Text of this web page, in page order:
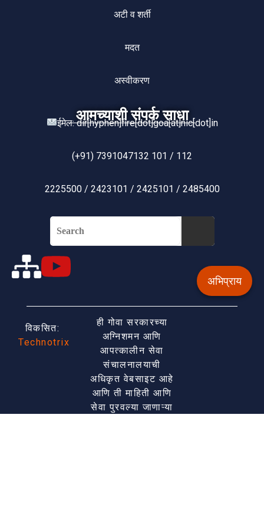
अभिप्राय
अटी व शर्ती
मदत
अस्वीकरण
आमच्याशी संपर्क साधा
ईमेल: dir[hyphen]fire[dot]goa[at]nic[dot]in
(+91) 7391047132 101 / 112
2225500 / 2423101 / 2425101 / 2485400
विकसित:
Technotrix
ही गोवा सरकारच्या
अग्निशमन आणि
आपत्कालीन सेवा
संचालनालयाची
अधिकृत वेबसाइट आहे
आणि ती माहिती आणि
सेवा पुरवल्या जाणाऱ्या